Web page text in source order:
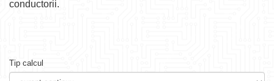
conductorii.
Tip calcul